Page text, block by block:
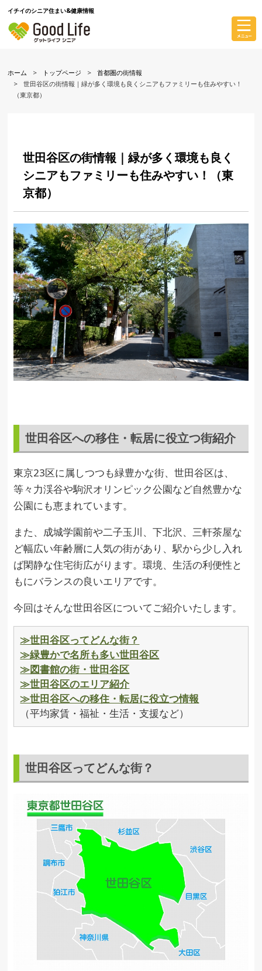
イチイのシニア住まい&健康情報
ホーム トップページ
首都圏の街情報
世田谷区の街情報｜緑が多く環境も良くシニアもファミリーも住みやすい！
（東京都）
世田谷区の街情報｜緑が多く環境も良く
シニアもファミリーも住みやすい！（東
京都）
世田谷区への移住・転居に役立つ街紹介
東京23区に属しつつも緑豊かな街、世田谷区は、
等々力渓谷や駒沢オリンピック公園など自然豊かな
公園にも恵まれています。
また、成城学園前や二子玉川、下北沢、三軒茶屋な
ど幅広い年齢層に人気の街があり、駅から少し入れ
ば閑静な住宅街広がります。環境、生活の利便性と
もにバランスの良いエリアです。
今回はそんな世田谷区についてご紹介いたします。
≫世田谷区ってどんな街？
≫緑豊かで名所も多い世田谷区
≫図書館の街・世田谷区
≫世田谷区のエリア紹介
≫世田谷区への移住・転居に役立つ情報
（平均家賃・福祉・生活・支援など）
世田谷区ってどんな街？